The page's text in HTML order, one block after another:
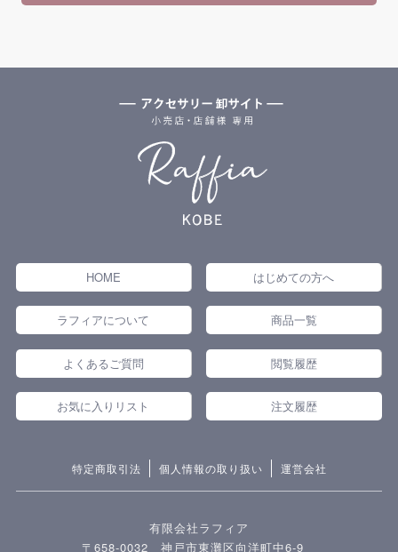
HOME はじめての方へ
ラフィアについて 商品一覧
よくあるご質問 閲覧履歴
お気に入りリスト 注文履歴
特定商取引法 個人情報の取り扱い 運営会社
有限会社ラフィア
〒658-0032 神戸市東灘区向洋町中6-9